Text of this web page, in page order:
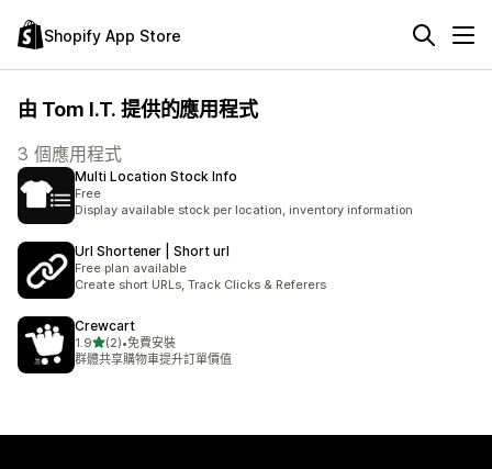
Shopify App Store
由 Tom I.T. 提供的應用程式
3 個應用程式
Multi Location Stock Info
Free
Display available stock per location, inventory information
Url Shortener | Short url
Free plan available
Create short URLs, Track Clicks & Referers
Crewcart
1.9滿分 5 顆星
(2)
共有 2 則評價
•免費安裝
群體共享購物車提升訂單價值